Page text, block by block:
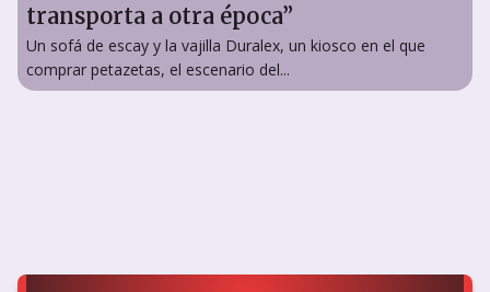
transporta a otra época”
Un sofá de escay y la vajilla Duralex, un kiosco en el que
comprar petazetas, el escenario del...